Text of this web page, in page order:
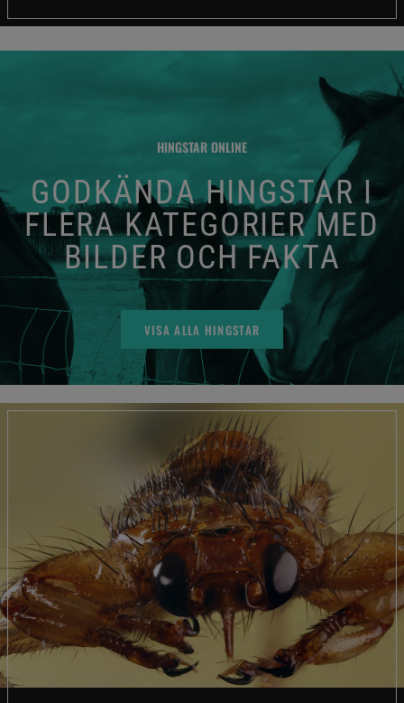
HINGSTAR ONLINE
GODKÄNDA HINGSTAR I
FLERA KATEGORIER MED
BILDER OCH FAKTA
VISA ALLA HINGSTAR